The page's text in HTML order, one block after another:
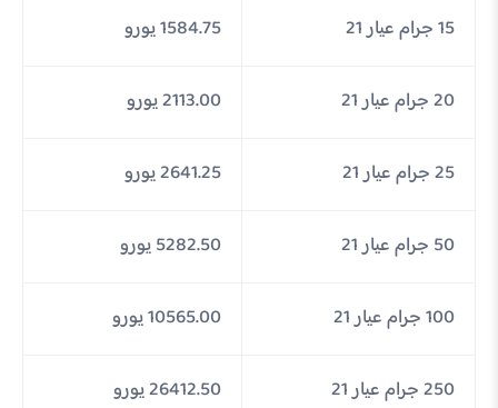
15 جرام عيار 21 1584.75 يورو
20 جرام عيار 21 2113.00 يورو
25 جرام عيار 21 2641.25 يورو
50 جرام عيار 21 5282.50 يورو
100 جرام عيار 21 10565.00 يورو
250 جرام عيار 21 26412.50 يورو